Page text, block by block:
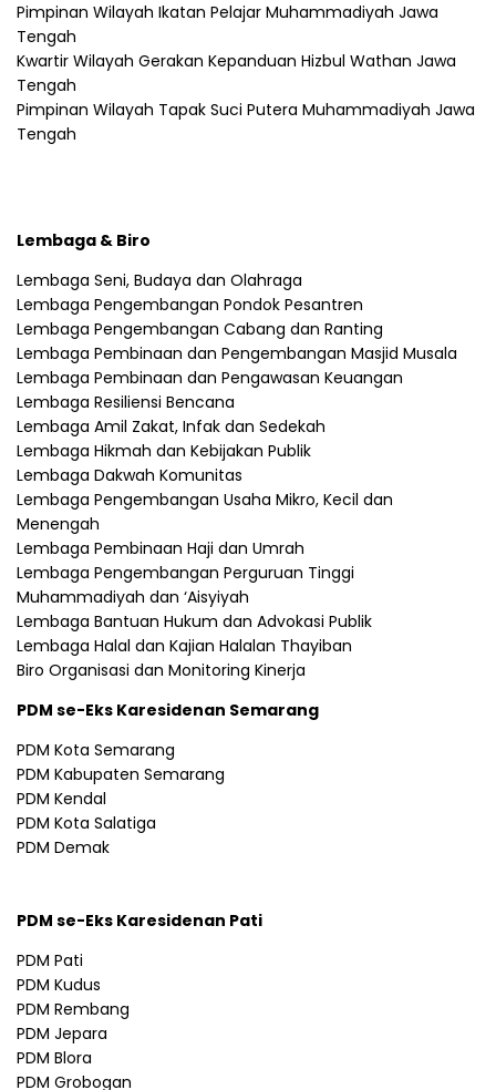
Pimpinan Wilayah Ikatan Pelajar Muhammadiyah Jawa
Tengah
Kwartir Wilayah Gerakan Kepanduan Hizbul Wathan Jawa
Tengah
Pimpinan Wilayah Tapak Suci Putera Muhammadiyah Jawa
Tengah
Lembaga & Biro
Lembaga Seni, Budaya dan Olahraga
Lembaga Pengembangan Pondok Pesantren
Lembaga Pengembangan Cabang dan Ranting
Lembaga Pembinaan dan Pengembangan Masjid Musala
Lembaga Pembinaan dan Pengawasan Keuangan
Lembaga Resiliensi Bencana
Lembaga Amil Zakat, Infak dan Sedekah
Lembaga Hikmah dan Kebijakan Publik
Lembaga Dakwah Komunitas
Lembaga Pengembangan Usaha Mikro, Kecil dan
Menengah
Lembaga Pembinaan Haji dan Umrah
Lembaga Pengembangan Perguruan Tinggi
Muhammadiyah dan ‘Aisyiyah
Lembaga Bantuan Hukum dan Advokasi Publik
Lembaga Halal dan Kajian Halalan Thayiban
Biro Organisasi dan Monitoring Kinerja
PDM se-Eks Karesidenan Semarang
PDM Kota Semarang
PDM Kabupaten Semarang
PDM Kendal
PDM Kota Salatiga
PDM Demak
PDM se-Eks Karesidenan Pati
PDM Pati
PDM Kudus
PDM Rembang
PDM Jepara
PDM Blora
PDM Grobogan